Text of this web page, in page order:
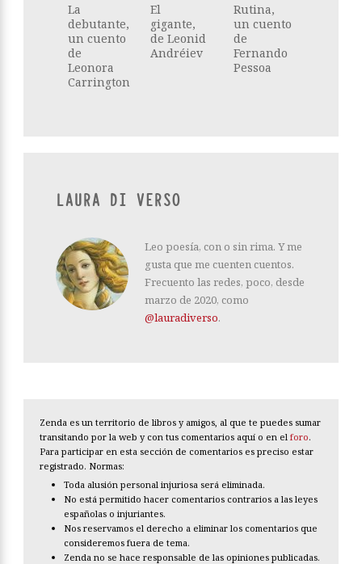
La
debutante,
un cuento
de
Leonora
Carrington
El
gigante,
de Leonid
Andréiev
Rutina,
un cuento
de
Fernando
Pessoa
LAURA DI VERSO
Leo poesía, con o sin rima. Y me
gusta que me cuenten cuentos.
Frecuento las redes, poco, desde
marzo de 2020, como
@lauradiverso.
Zenda es un territorio de libros y amigos, al que te puedes sumar
transitando por la web y con tus comentarios aquí o en el foro.
Para participar en esta sección de comentarios es preciso estar
registrado. Normas:
Toda alusión personal injuriosa será eliminada.
No está permitido hacer comentarios contrarios a las leyes
españolas o injuriantes.
Nos reservamos el derecho a eliminar los comentarios que
consideremos fuera de tema.
Zenda no se hace responsable de las opiniones publicadas.